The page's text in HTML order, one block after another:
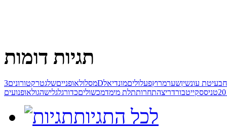
תגיות דומות
מסלולאופנייםשלגטרקטורונים 3D בעיטת עונשיןשערמרוץפעלוליםמונדיאל
טניססקייטבורדריצהתחרותתלת מימדמכשוליםכדורגלגלישהגולאופנועים
לכל התגיות